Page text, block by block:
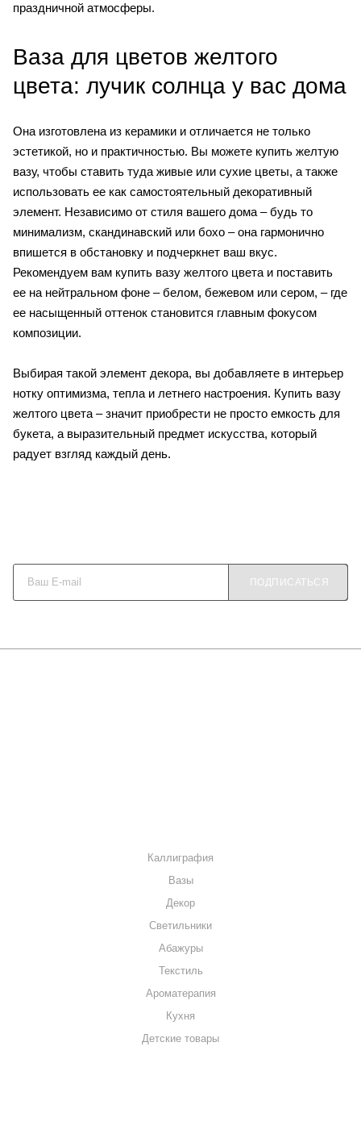
праздничной атмосферы.
Ваза для цветов желтого
цвета: лучик солнца у вас дома
Она изготовлена из керамики и отличается не только
эстетикой, но и практичностью. Вы можете купить желтую
вазу, чтобы ставить туда живые или сухие цветы, а также
использовать ее как самостоятельный декоративный
элемент. Независимо от стиля вашего дома – будь то
минимализм, скандинавский или бохо – она гармонично
впишется в обстановку и подчеркнет ваш вкус.
Рекомендуем вам купить вазу желтого цвета и поставить
ее на нейтральном фоне – белом, бежевом или сером, – где
ее насыщенный оттенок становится главным фокусом
композиции.
Выбирая такой элемент декора, вы добавляете в интерьер
нотку оптимизма, тепла и летнего настроения. Купить вазу
желтого цвета – значит приобрести не просто емкость для
букета, а выразительный предмет искусства, который
радует взгляд каждый день.
ПОДПИСАТЬСЯ
Каллиграфия
Вазы
Декор
Светильники
Абажуры
Текстиль
Ароматерапия
Кухня
Детские товары